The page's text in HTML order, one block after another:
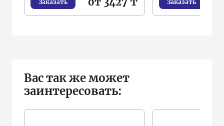
Заказать Заказать
Вас так же может
заинтересовать: